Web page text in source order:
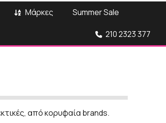
Μάρκες Summer Sale
210 2323 377
από κορυφαία brands.